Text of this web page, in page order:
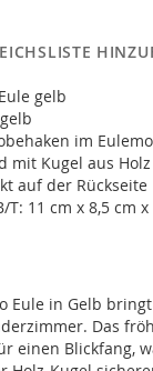
gelb
im
mit Kugel aus Holz
auf der Rückseite
11 cm x 8,5 cm x
Eule in Gelb
Das
einen Blickfang,